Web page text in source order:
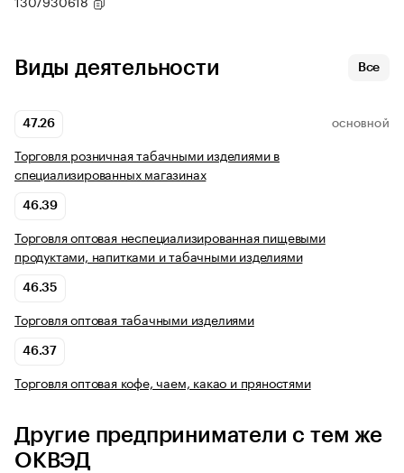
Виды деятельности Все
47.26 ОСНОВНОЙ
Торговля розничная табачными изделиями в
специализированных магазинах
46.39
Торговля оптовая неспециализированная пищевыми
продуктами, напитками и табачными изделиями
46.35
Торговля оптовая табачными изделиями
46.37
Торговля оптовая кофе, чаем, какао и пряностями
Другие предприниматели с тем же
ОКВЭД